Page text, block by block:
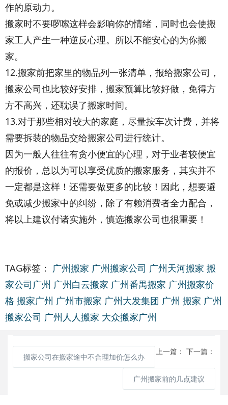
作的原动力。
搬家时不要啰嗦这样会影响你的情绪，同时也会使搬
家工人产生一种逆反心理。所以不能安心的为你搬
家。
12.搬家前把家里的物品列一张清单，报给搬家公司，
搬家公司也比较好安排，搬家预算比较好做，免得方
方不高兴，还耽误了搬家时间。
13.对于那些相对较大的家庭，尽量按车次计费，并将
需要拆装的物品交给搬家公司进行统计。
因为一般人往往有贪小便宜的心理，对于业者较便宜
的报价，总以为可以享受优质的搬家服务，其实并不
一定都是这样！还需要做更多的比较！因此，想要避
免或减少搬家中的纠纷，除了有赖消费者全力配合，
将以上建议付诸实施外，慎选搬家公司也很重要！
TAG标签： 广州搬家 广州搬家公司 广州天河搬家 搬
家公司广州 广州白云搬家 广州番禺搬家 广州搬家价
格 搬家广州 广州市搬家 广州大发集团 广州 搬家 广州
搬家公司 广州人人搬家 大众搬家广州
上一篇：
搬家公司在搬家途中不合理加价怎么办
下一篇：
广州搬家前的几点建议